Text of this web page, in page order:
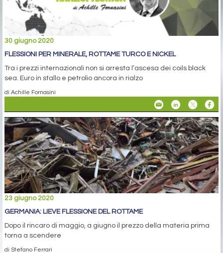
30 giugno 2020
FLESSIONI PER MINERALE, ROTTAME TURCO E NICKEL
Tra i prezzi internazionali non si arresta l’ascesa dei coils black
sea. Euro in stallo e petrolio ancora in rialzo
di Achille Fornasini
23 giugno 2020
GERMANIA: LIEVE FLESSIONE DEL ROTTAME
Dopo il rincaro di maggio, a giugno il prezzo della materia prima
torna a scendere
di Stefano Ferrari